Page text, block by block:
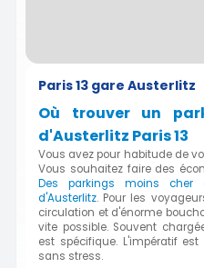
Paris 13 gare Austerlitz
Où trouver un
d'Austerlitz Paris 13
Vous avez pour habitude de
Vous souhaitez faire des
Des parkings moins
d'Austerlitz. Pour les
circulation et d'énorme
vite possible. Souvent
est spécifique. L'impératif
sans stress.